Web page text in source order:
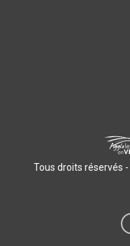
Tous droits réservés -